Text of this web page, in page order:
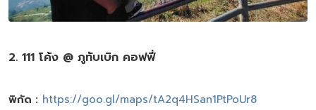
2. 111 โค้ง @ ภูทับเบิก คอฟฟี่
พิกัด : https://goo.gl/maps/tA2q4HSan1PtPoUr8